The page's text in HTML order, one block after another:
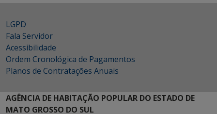
LGPD
Fala Servidor
Acessibilidade
Ordem Cronológica de Pagamentos
Planos de Contratações Anuais
AGÊNCIA DE HABITAÇÃO POPULAR DO ESTADO DE
MATO GROSSO DO SUL